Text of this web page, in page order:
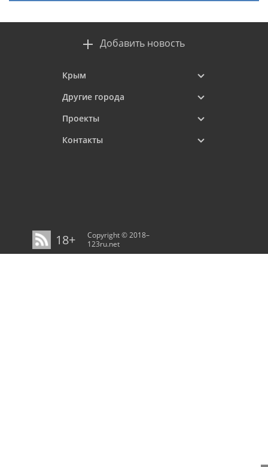
Добавить новость
Крым
Другие города
Проекты
Контакты
18+
Copyright © 2018–
123ru.net